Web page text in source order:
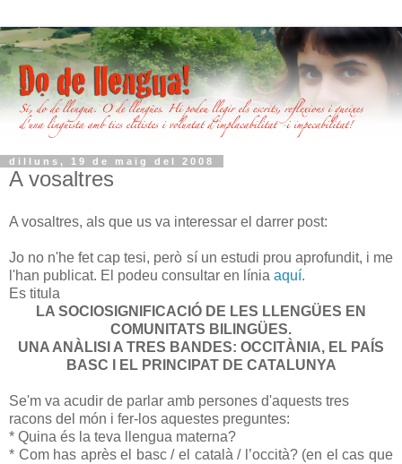
dilluns, 19 de maig del 2008
A vosaltres
A vosaltres, als que us va interessar el darrer post:
Jo no n'he fet cap tesi, però sí un estudi prou aprofundit, i me
l'han publicat. El podeu consultar en línia aquí.
Es titula
LA SOCIOSIGNIFICACIÓ DE LES LLENGÜES EN
COMUNITATS BILINGÜES.
UNA ANÀLISI A TRES BANDES: OCCITÀNIA, EL PAÍS
BASC I EL PRINCIPAT DE CATALUNYA
Se'm va acudir de parlar amb persones d'aquests tres
racons del món i fer-los aquestes preguntes:
* Quina és la teva llengua materna?
* Com has après el basc / el català / l’occità? (en el cas que